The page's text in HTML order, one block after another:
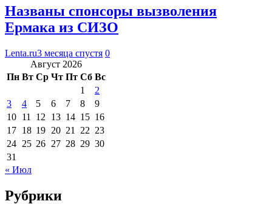
Названы спонсоры вызволения
Ермака из СИЗО
Lenta.ru3 месяца спустя 0
Август 2026
Пн Вт Ср Чт Пт Сб Вс
1
2
3
4 5 6 7 8
9
10 11 12 13 14 15 16
17 18 19 20 21 22 23
24 25 26 27 28 29 30
31
« Июл
Рубрики